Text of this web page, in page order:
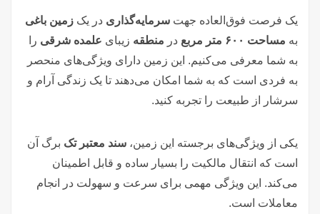
یک فرصت فوق‌العاده جهت سرمایه‌گذاری در یک زمین باغی
به مساحت ۶۰۰ متر مربع در منطقه زیبای علمده شرقی را
به شما معرفی می‌کنیم. این زمین دارای ویژگی‌های منحصر
به فردی است که به شما امکان می‌دهند تا یک زندگی آرام و
سرشار از طبیعت را تجربه کنید.
یکی از ویژگی‌های برجسته این زمین، سند معتبر تک برگ آن
است که انتقال مالکیت را بسیار ساده و قابل اطمینان
می‌کند. این ویژگی مهمی برای سرعت و سهولت در انجام
معاملات است.